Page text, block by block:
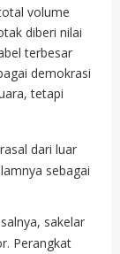
volume
diberi nilai
terbesar
demokrasi
tetapi
dari luar
sebagai
sakelar
Perangkat